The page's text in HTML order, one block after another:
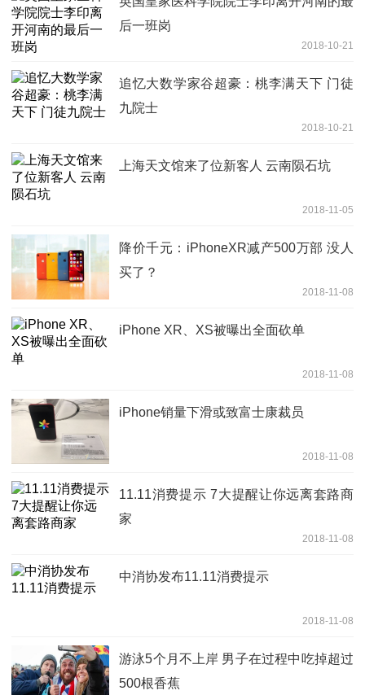
后一班岗
2018-10-21
追忆大数学家谷超豪：桃李满天下 门徒
九院士
2018-10-21
上海天文馆来了位新客人 云南陨石坑
2018-11-05
降价千元：iPhoneXR减产500万部 没人
买了？
2018-11-08
iPhone XR、XS被曝出全面砍单
2018-11-08
iPhone销量下滑或致富士康裁员
2018-11-08
11.11消费提示 7大提醒让你远离套路商
家
2018-11-08
中消协发布11.11消费提示
2018-11-08
游泳5个月不上岸 男子在过程中吃掉超过
500根香蕉